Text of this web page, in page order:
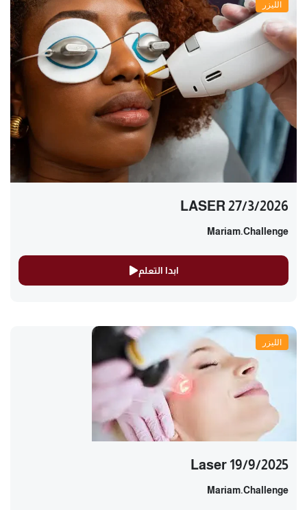
الليزر
LASER 27/3/2026
Mariam.challenge
ابدا التعلم
الليزر
Laser 19/9/2025
Mariam.challenge